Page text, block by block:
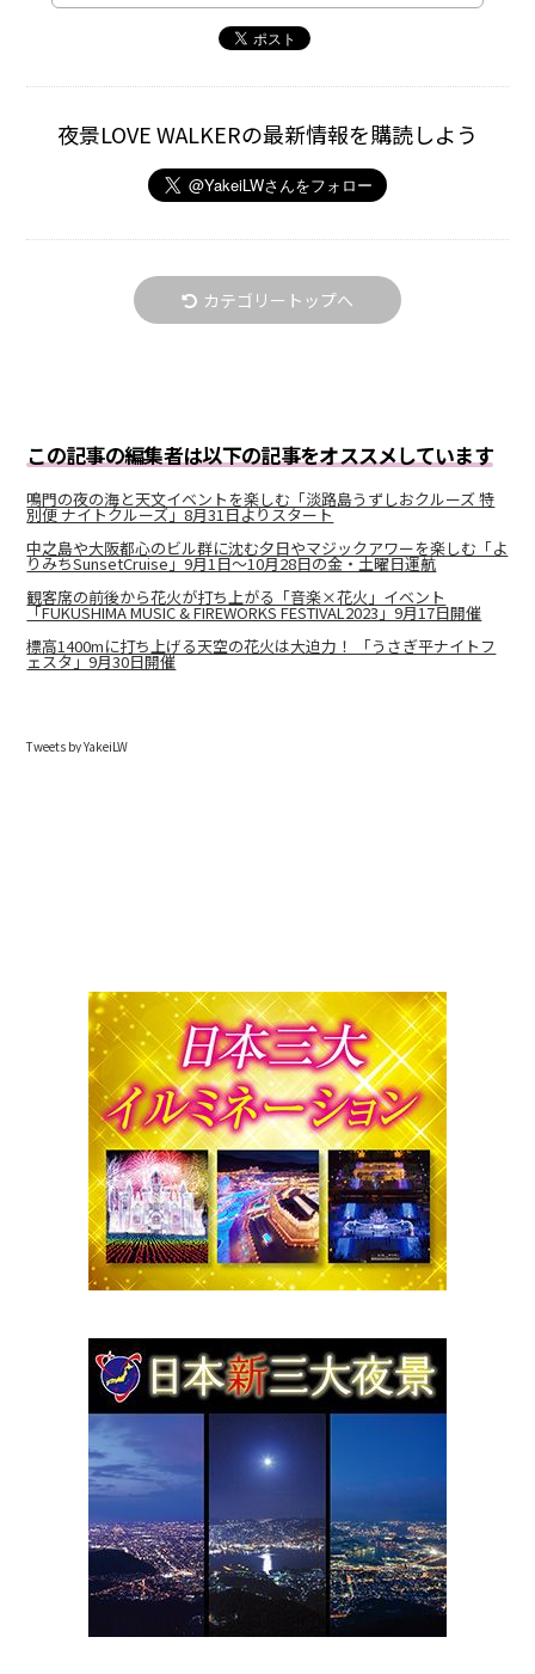
夜景LOVE WALKERの最新情報を購読しよう
カテゴリートップへ
この記事の編集者は以下の記事をオススメしています
鳴門の夜の海と天文イベントを楽しむ「淡路島うずしおクルーズ 特
別便 ナイトクルーズ」8月31日よりスタート
中之島や大阪都心のビル群に沈む夕日やマジックアワーを楽しむ「よ
りみちSunsetCruise」9月1日～10月28日の金・土曜日運航
観客席の前後から花火が打ち上がる「音楽×花火」イベント
「FUKUSHIMA MUSIC & FIREWORKS FESTIVAL2023」9月17日開催
標高1400mに打ち上げる天空の花火は大迫力！ 「うさぎ平ナイトフ
ェスタ」9月30日開催
Tweets by YakeiLW